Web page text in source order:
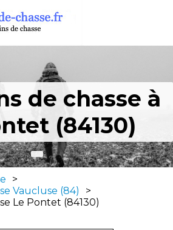
de chasse à
(84130)
>
Vaucluse (84)
>
Le Pontet (84130)